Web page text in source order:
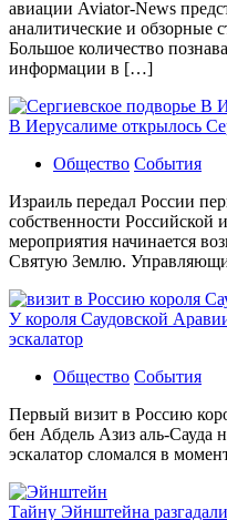
авиации Aviator-News
аналитические и обзорные
Большое количество
информации в […]
В Иерусалиме открылось
Общество События
Израиль передал России
собственности
мероприятия начинается
Святую Землю.
У короля Саудовской
эскалатор
Общество События
Первый визит в Россию
бен Абдель Азиз аль-Сауда
эскалатор сломался в
Тайну Эйнштейна